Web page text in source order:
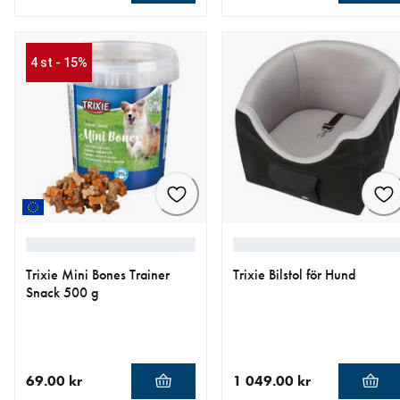
4 st - 15%
Trixie Mini Bones Trainer
Snack 500 g
69.00 kr
Trixie Bilstol för Hund
1 049.00 kr